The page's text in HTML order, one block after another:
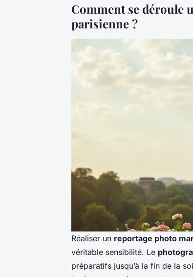
Comment se déroule
parisienne ?
Réaliser un reportage photo
véritable sensibilité. Le
préparatifs jusqu’à la fin de la